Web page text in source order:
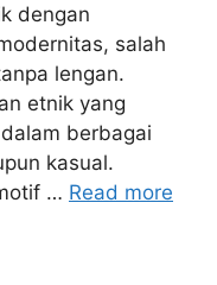
dengan
salah
lengan.
etnik yang
berbagai
kasual.
… Read more